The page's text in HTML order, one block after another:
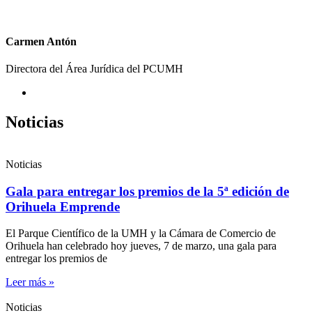
Carmen Antón
Directora del Área Jurídica del PCUMH
Noticias
Noticias
Gala para entregar los premios de la 5ª edición de
Orihuela Emprende
El Parque Científico de la UMH y la Cámara de Comercio de
Orihuela han celebrado hoy jueves, 7 de marzo, una gala para
entregar los premios de
Leer más »
Noticias